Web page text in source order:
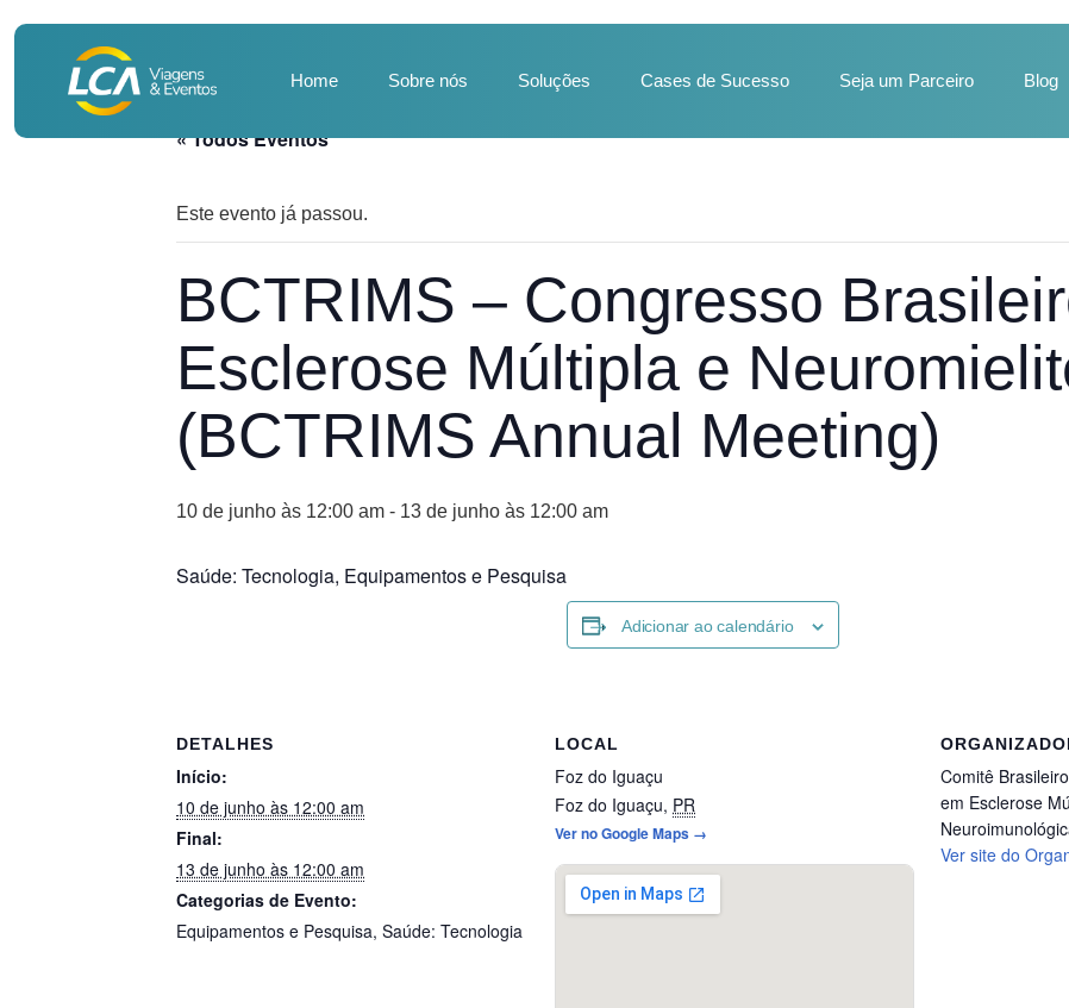
Home Sobre nós Soluções Cases de Sucesso Seja um Parceiro Blog
« Todos Eventos
Este evento já passou.
BCTRIMS – Congresso
Esclerose Múltipla e
(BCTRIMS Annual Meeting)
10 de junho às 12:00 am - 13 de junho às 12:00 am
Saúde: Tecnologia, Equipamentos e Pesquisa
Adicionar ao calendário
DETALHES
Início:
10 de junho às 12:00 am
Final:
13 de junho às 12:00 am
Categorias de Evento:
Equipamentos e Pesquisa, Saúde: Tecnologia
LOCAL
Foz do Iguaçu
Foz do Iguaçu, PR
Ver no Google Maps →
Comitê
em Esclerose
Ver site do